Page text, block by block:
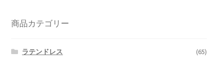
商品カテゴリー
ラテンドレス
(65)